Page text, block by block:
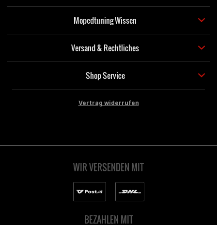
Mopedtuning Wissen
Versand & Rechtliches
Shop Service
Vertrag widerrufen
WIR VERSENDEN MIT
BEZAHLEN MIT